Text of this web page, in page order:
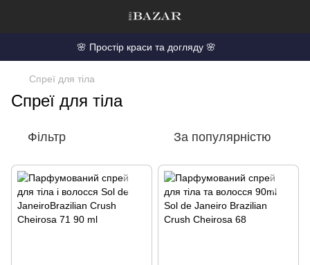
🌸 Простір краси та догляду 🌸
Спреї для тіла
Спреї для тіла
Фільтр За популярністю